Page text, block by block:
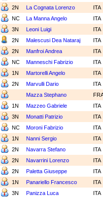
2N La Cognata Lorenzo
ITA
NC La Manna Angelo
ITA
3N Leoni Luigi
ITA
2N Malescusi Dea Nataraj
ITA
2N Manfroi Andrea
ITA
NC Manneschi Fabrizio
ITA
1N Martorelli Angelo
ITA
2N Marvulli Dario
ITA
Mazza Stephano
1N Mazzeo Gabriele
ITA
3N Monatti Patrizio
ITA
NC Moroni Fabrizio
ITA
1N Nanni Sergio
ITA
2N Navarra Stefano
ITA
2N Navarrini Lorenzo
ITA
2N Paletta Giuseppe
ITA
1N Panariello Francesco
ITA
3N Panizza Luca
ITA